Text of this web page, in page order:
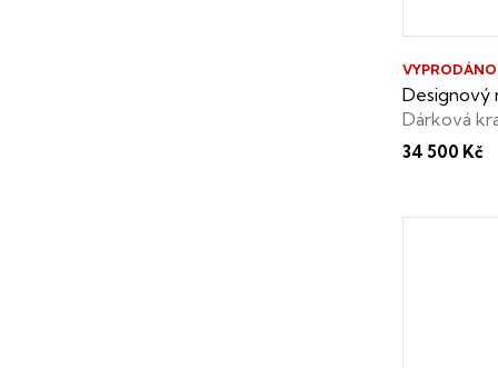
Designový
Dárková
VYPRODÁNO
34 500 Kč